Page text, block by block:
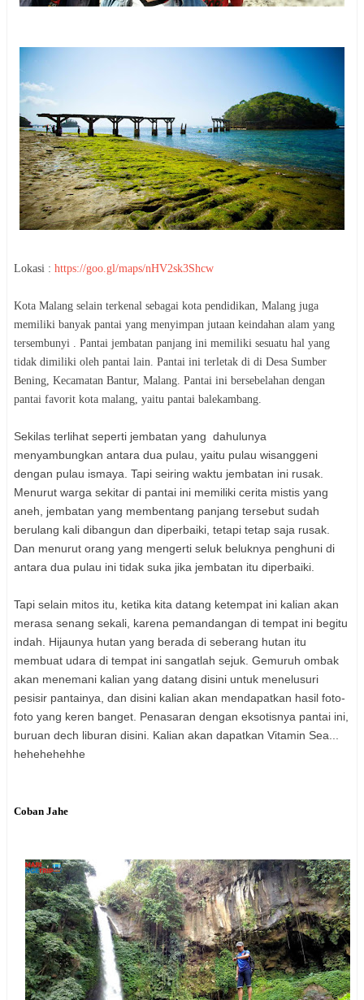
Lokasi : https://goo.gl/maps/nHV2sk3Shcw
Kota Malang selain terkenal sebagai kota pendidikan, Malang juga
memiliki banyak pantai yang menyimpan jutaan keindahan alam yang
tersembunyi . Pantai jembatan panjang ini memiliki sesuatu hal yang
tidak dimiliki oleh pantai lain. Pantai ini terletak di di Desa Sumber
Bening, Kecamatan Bantur, Malang. Pantai ini bersebelahan dengan
pantai favorit kota malang, yaitu pantai balekambang.
Sekilas terlihat seperti jembatan yang dahulunya
menyambungkan antara dua pulau, yaitu pulau wisanggeni
dengan pulau ismaya. Tapi seiring waktu jembatan ini rusak.
Menurut warga sekitar di pantai ini memiliki cerita mistis yang
aneh, jembatan yang membentang panjang tersebut sudah
berulang kali dibangun dan diperbaiki, tetapi tetap saja rusak.
Dan menurut orang yang mengerti seluk beluknya penghuni di
antara dua pulau ini tidak suka jika jembatan itu diperbaiki.
Tapi selain mitos itu, ketika kita datang ketempat ini kalian akan
merasa senang sekali, karena pemandangan di tempat ini begitu
indah. Hijaunya hutan yang berada di seberang hutan itu
membuat udara di tempat ini sangatlah sejuk. Gemuruh ombak
akan menemani kalian yang datang disini untuk menelusuri
pesisir pantainya, dan disini kalian akan mendapatkan hasil foto-
foto yang keren banget. Penasaran dengan eksotisnya pantai ini,
buruan dech liburan disini. Kalian akan dapatkan Vitamin Sea...
hehehehehhe
Coban Jahe